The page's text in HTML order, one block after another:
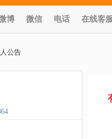
博 微信 电话 在线客
公告